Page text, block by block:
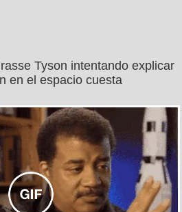
Tyson intentando explicar
en el espacio cuesta